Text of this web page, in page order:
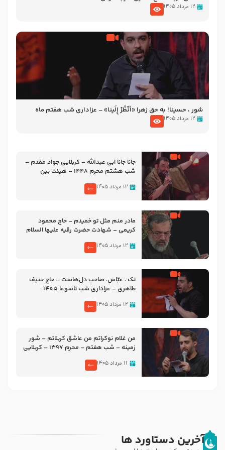
۱۲ مرداد ۱۴۰۵
شور ، حسینا! به‌ حق زهرا «أُنْظُرْ إِلَینا» – عزاداری شب هفتم ماه
محرّم 1405
۱۲ مرداد ۱۴۰۵
جانا جانا ابی عبدالله – کربلایی جواد مقدم –
شب هشتم محرم 1448 – هیئت بین
۱۲ مرداد ۱۴۰۵
مادر منم مثل تو خمیدم – حاج محمود
کریمی – شهادت حضرت رقیه علیها السلام
۱۲ مرداد ۱۴۰۵
تک ، عبّاس، صاحب دل‌هاست – حاج حنیف
طاهری – عزاداری شب تاسوعا 1405
۱۲ مرداد ۱۴۰۵
من غلام نوکراتم من عاشق کربلاتم – شور
زمینه – شب هفتم – محرم 1397 – کربلایی
۱۱ مرداد ۱۴۰۵
آخرین دستاورد ها